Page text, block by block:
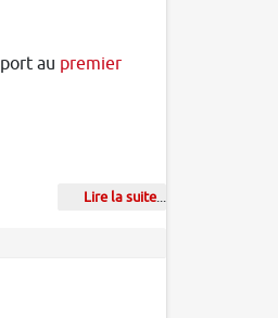
au premier
Lire la suite...